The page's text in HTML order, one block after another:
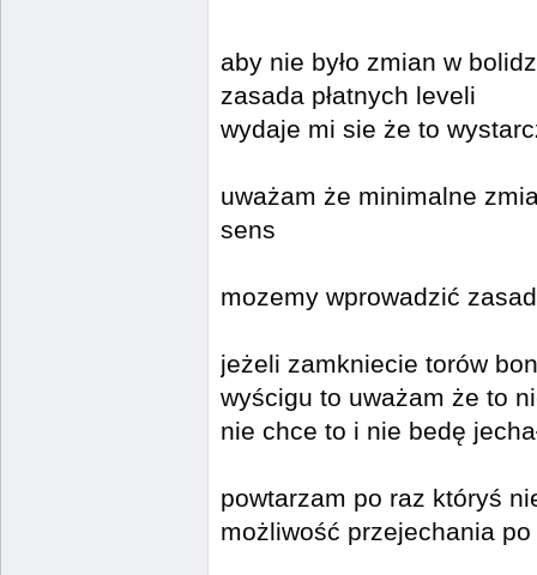
aby nie było zmian w
zasada płatnych leveli
wydaje mi sie że to
uważam że minimalne
sens
mozemy wprowadzić
jeżeli zamkniecie torów
wyścigu to uważam że to
nie chce to i nie bedę
powtarzam po raz któryś
możliwość przejechania